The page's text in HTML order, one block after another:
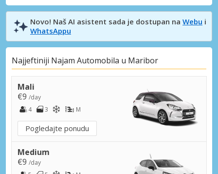
Novo! Naš AI asistent sada je dostupan na Webu i
WhatsAppu
Najjeftiniji Najam Automobila u Maribor
Mali
€9 /day
4
3 M
Pogledajte ponudu
Medium
€9 /day